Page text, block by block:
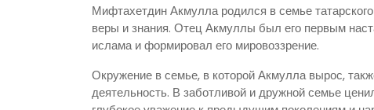
Мифтахетдин Акмулла родился в семье
веры и знания. Отец Акмуллы был его первым
ислама и формировал его мировоззрение.
Окружение в семье, в которой Акмулла вырос,
деятельность. В заботливой и дружной семье